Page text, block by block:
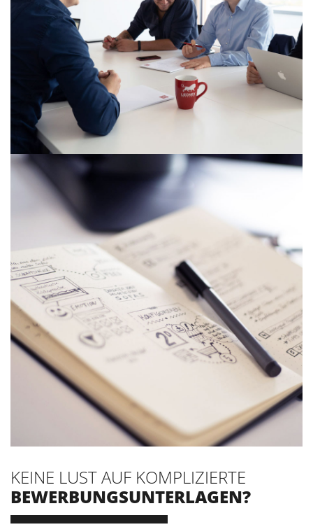
KEINE LUST AUF KOMPLIZIERTE
BEWERBUNGSUNTERLAGEN?